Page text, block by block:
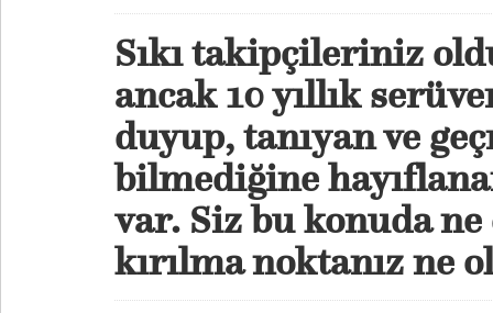
Sıkı takipçileriniz
ancak 10 yıllık
duyup, tanıyan ve
bilmediğine
var. Siz bu konuda
kırılma noktanız ne